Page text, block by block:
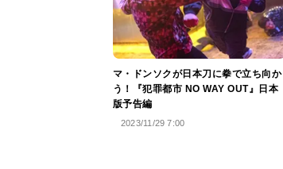
マ・ドンソクが日本刀に拳で立ち向か
う！『犯罪都市 NO WAY OUT』日本
版予告編
2023/11/29 7:00